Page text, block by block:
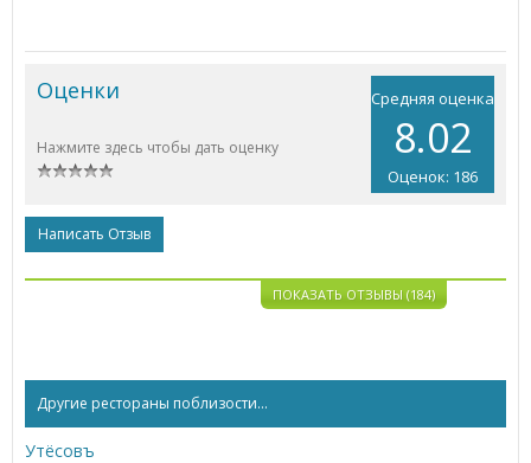
Средняя оценка
8.02
Оценок: 186
Оценки
Нажмите здесь чтобы дать оценку
Написать Отзыв
ПОКАЗАТЬ ОТЗЫВЫ (184)
Другие рестораны поблизости...
Утёсовъ